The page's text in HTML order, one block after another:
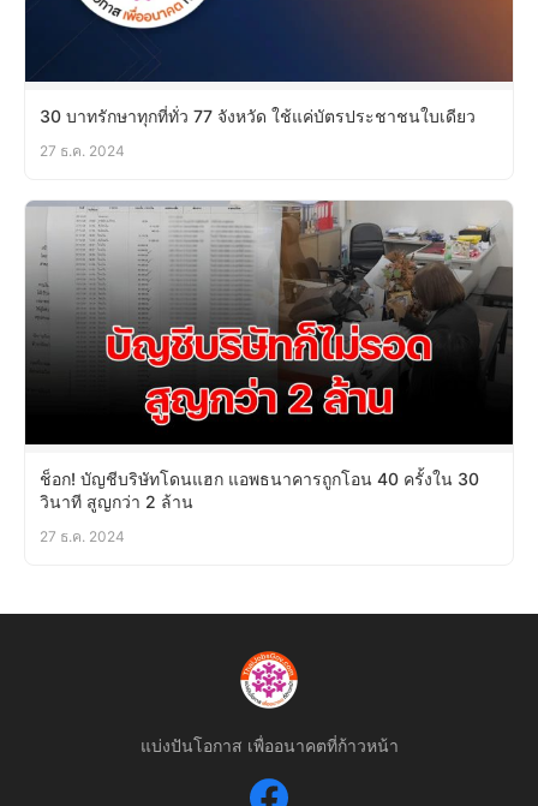
30 บาทรักษาทุกที่ทั่ว 77 จังหวัด ใช้แค่บัตรประชาชนใบเดียว
27 ธ.ค. 2024
ช็อก! บัญชีบริษัทโดนแฮก แอพธนาคารถูกโอน 40 ครั้งใน 30
วินาที สูญกว่า 2 ล้าน
27 ธ.ค. 2024
แบ่งปันโอกาส เพื่ออนาคตที่ก้าวหน้า